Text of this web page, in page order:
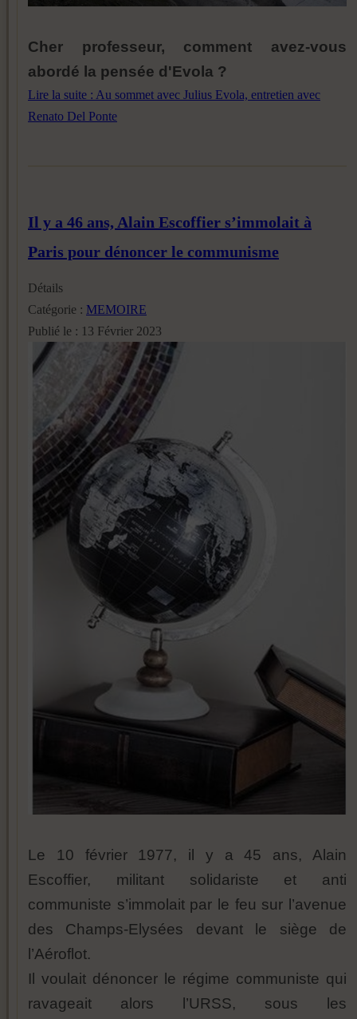
Cher professeur, comment avez-vous
abordé la pensée d'Evola ?
Lire la suite : Au sommet avec Julius Evola, entretien avec
Renato Del Ponte
Il y a 46 ans, Alain Escoffier s’immolait à
Paris pour dénoncer le communisme
Détails
Catégorie : MEMOIRE
Publié le : 13 Février 2023
Le 10 février 1977, il y a 45 ans, Alain
Escoffier, militant solidariste et anti
communiste s’immolait par le feu sur l’avenue
des Champs-Elysées devant le siège de
l’Aéroflot.
Il voulait dénoncer le régime communiste qui
ravageait alors l’URSS, sous les